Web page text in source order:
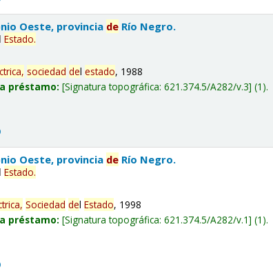
Oeste, provincia de Río Negro.
lEstado.
sociedad delestado, 1988
préstamo: Signatura topográfica:621.374.5/A282/v.3 (1).
Oeste, provincia de Río Negro.
lEstado.
Sociedad delEstado, 1998
préstamo: Signatura topográfica:621.374.5/A282/v.1 (1).